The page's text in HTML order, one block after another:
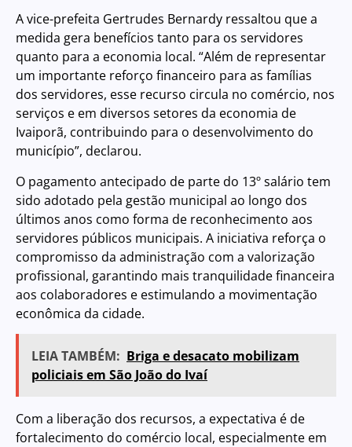
A vice-prefeita Gertrudes Bernardy ressaltou que a
medida gera benefícios tanto para os servidores
quanto para a economia local. “Além de representar
um importante reforço financeiro para as famílias
dos servidores, esse recurso circula no comércio, nos
serviços e em diversos setores da economia de
Ivaiporã, contribuindo para o desenvolvimento do
município”, declarou.
O pagamento antecipado de parte do 13º salário tem
sido adotado pela gestão municipal ao longo dos
últimos anos como forma de reconhecimento aos
servidores públicos municipais. A iniciativa reforça o
compromisso da administração com a valorização
profissional, garantindo mais tranquilidade financeira
aos colaboradores e estimulando a movimentação
econômica da cidade.
LEIA TAMBÉM: Briga e desacato mobilizam
policiais em São João do Ivaí
Com a liberação dos recursos, a expectativa é de
fortalecimento do comércio local, especialmente em